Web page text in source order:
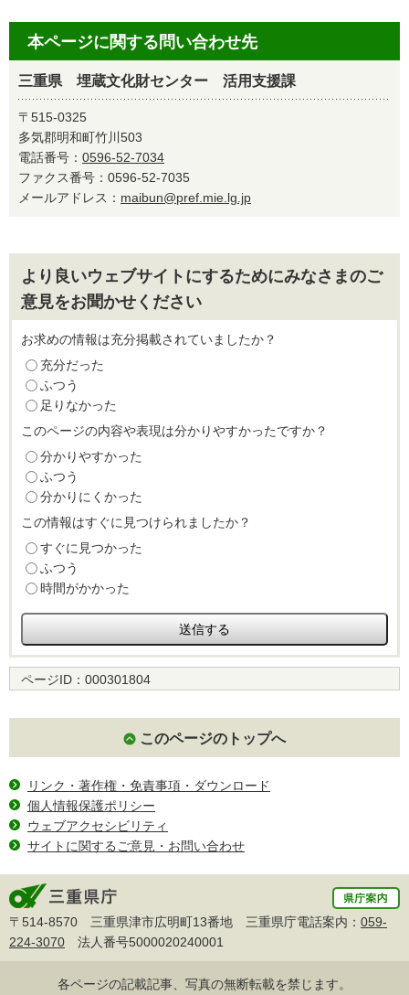
本ページに関する問い合わせ先
三重県 埋蔵文化財センター 活用支援課
〒515-0325
多気郡明和町竹川503
電話番号： 0596-52-7034
ファクス番号：0596-52-7035
メールアドレス： maibun@pref.mie.lg.jp
より良いウェブサイトにするためにみなさまのご
意見をお聞かせください
お求めの情報は充分掲載されていましたか？
充分だった
ふつう
足りなかった
このページの内容や表現は分かりやすかったですか？
分かりやすかった
ふつう
分かりにくかった
この情報はすぐに見つけられましたか？
すぐに見つかった
ふつう
時間がかかった
ページID： 000301804
このページのトップへ
リンク・著作権・免責事項・ダウンロード
個人情報保護ポリシー
ウェブアクセシビリティ
サイトに関するご意見・お問い合わせ
〒514-8570 三重県津市広明町13番地 三重県庁電話案内： 059-
224-3070 法人番号5000020240001
各ページの記載記事、写真の無断転載を禁じます。